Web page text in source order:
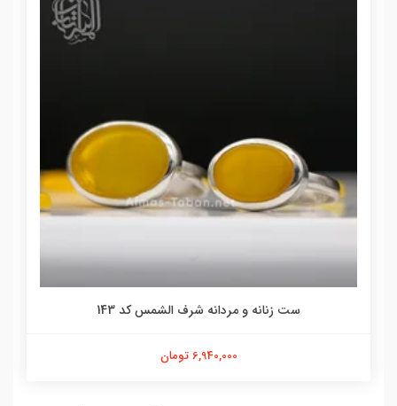
ست زنانه و مردانه شرف الشمس کد 143
6,940,000 تومان